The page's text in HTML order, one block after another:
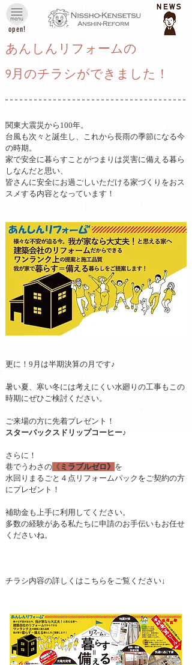
open!
あんしんリフォームの
9月のチラシができました！
関東大震災から100年。
台風も次々と誕生し、これから長雨の季節になる今
の時期。
家で安全に暮らすことがつまりは災害に備える暮ら
しなんだと思い、
皆さんに安全にお過ごしいただける家づくりをおス
スメする内容となっています！
更に！9月は半期決算の月です♪
暑い夏、寒い冬には考えにくい水廻りの工事もこの
時期にぜひご検討ください。
ご来場の方に先着プレゼント！
スターバックスドリップコーヒー♪
さらに！
巷でうわさの 《 ミラブルゼロ》 を
水回りまるごと４点リフォームパックをご契約の方
にプレゼント！
補助金も上手に利用してください。
多数の経験がある私たちに申請のお手伝いもお任せ
くださいね。
チラシ内容の詳しくはこちらをご覧ください↓